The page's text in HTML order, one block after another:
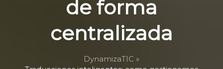
de forma
centralizada
DynamizaTIC »